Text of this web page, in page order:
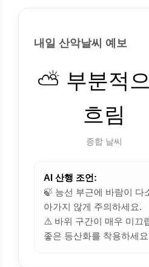
내일 산악날씨 예보
⛅ 부분적
흐림
종합 날씨
AI 산행 조언:
🍃 능선 부근에 바람이 다
아가지 않게 주의하세요.
⚠️ 바위 구간이 매우 미끄
좋은 등산화를 착용하세